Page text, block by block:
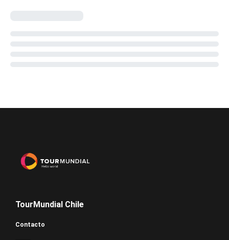
TourMundial Chile
Contacto